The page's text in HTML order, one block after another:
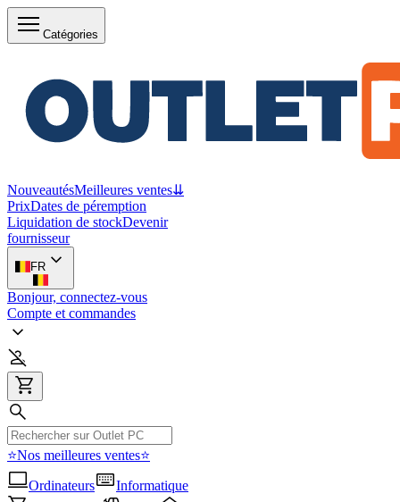
Catégories
NouveautésMeilleures ventes⇊
PrixDates de péremption
Liquidation de stockDevenir
fournisseur
FR
Bonjour, connectez-vous
Compte et commandes
⭐Nos meilleures ventes⭐
Ordinateurs
Informatique